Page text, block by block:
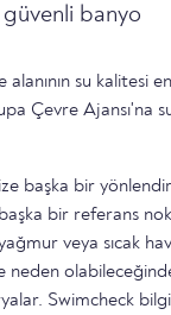
banyo
su kalitesi
Çevre Ajansı'na
başka bir
bir referans
veya sıcak
neden
Swimcheck